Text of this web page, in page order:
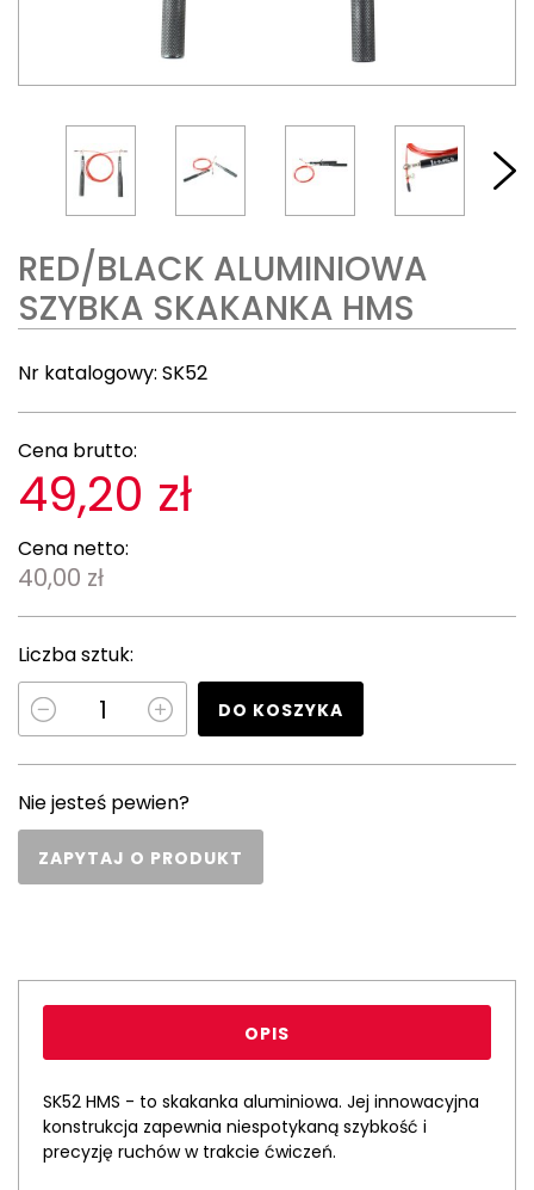
RED/BLACK ALUMINIOWA
SZYBKA SKAKANKA HMS
Nr katalogowy: SK52
Cena brutto:
49,20 zł
Cena netto:
40,00 zł
Liczba sztuk:
DO KOSZYKA
Nie jesteś pewien?
ZAPYTAJ O PRODUKT
OPIS
SK52 HMS - to skakanka aluminiowa. Jej innowacyjna
konstrukcja zapewnia niespotykaną szybkość i
precyzję ruchów w trakcie ćwiczeń.